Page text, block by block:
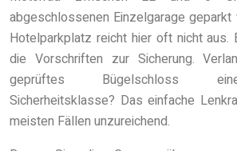
abgeschlossenen Einzelgarage geparkt
Hotelparkplatz reicht hier oft nicht aus.
die Vorschriften zur Sicherung.
geprüftes Bügelschloss
Sicherheitsklasse? Das einfache
meisten Fällen unzureichend.